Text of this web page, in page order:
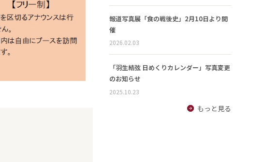
報道写真展「食の戦後史」2月10日より開
催
2026.02.03
「羽生結弦 日めくりカレンダー」写真変更
のお知らせ
2025.10.23
もっと見る